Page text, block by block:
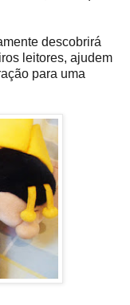
descobrirá
leitores, ajudem
para uma